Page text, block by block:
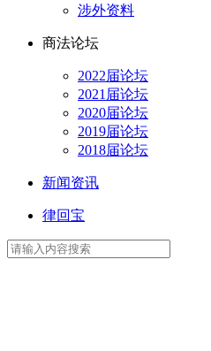
涉外资料
商法论坛
2022届论坛
2021届论坛
2020届论坛
2019届论坛
2018届论坛
新闻资讯
律回宝